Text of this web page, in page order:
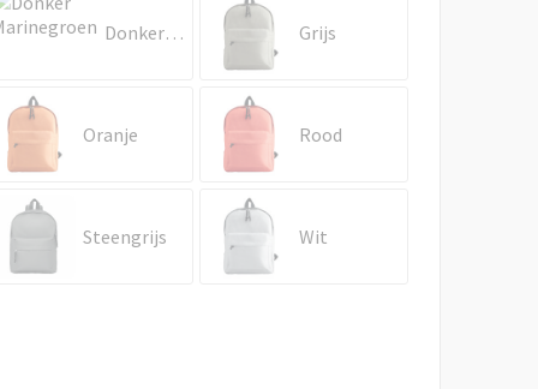
Donker Marinegroen Grijs
Oranje Rood
Steengrijs Wit